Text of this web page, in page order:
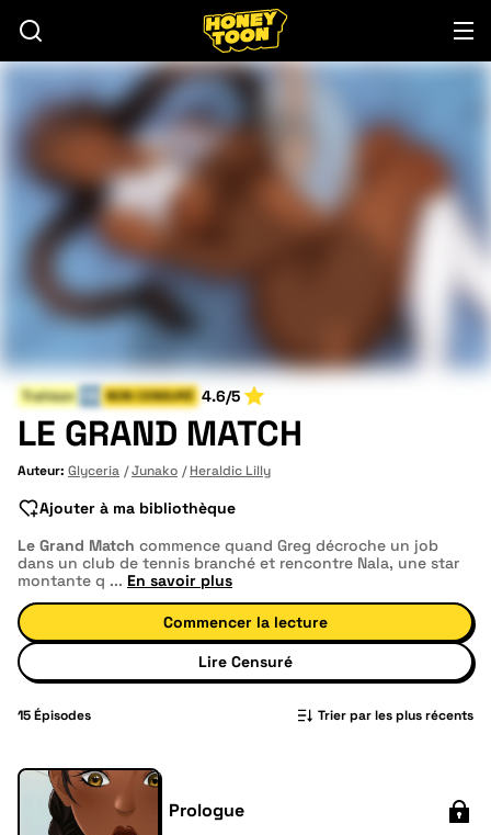
Trahison NON CENSURÉ 4.6/5
LE GRAND MATCH
Auteur: Glyceria Junako Heraldic Lilly
Ajouter à ma bibliothèque
Le Grand Match commence quand Greg décroche un job
dans un club de tennis branché et rencontre Nala, une star
montante q ... En savoir plus
Commencer la lecture
Lire Censuré
15Épisodes Trier par les plus récents
Prologue